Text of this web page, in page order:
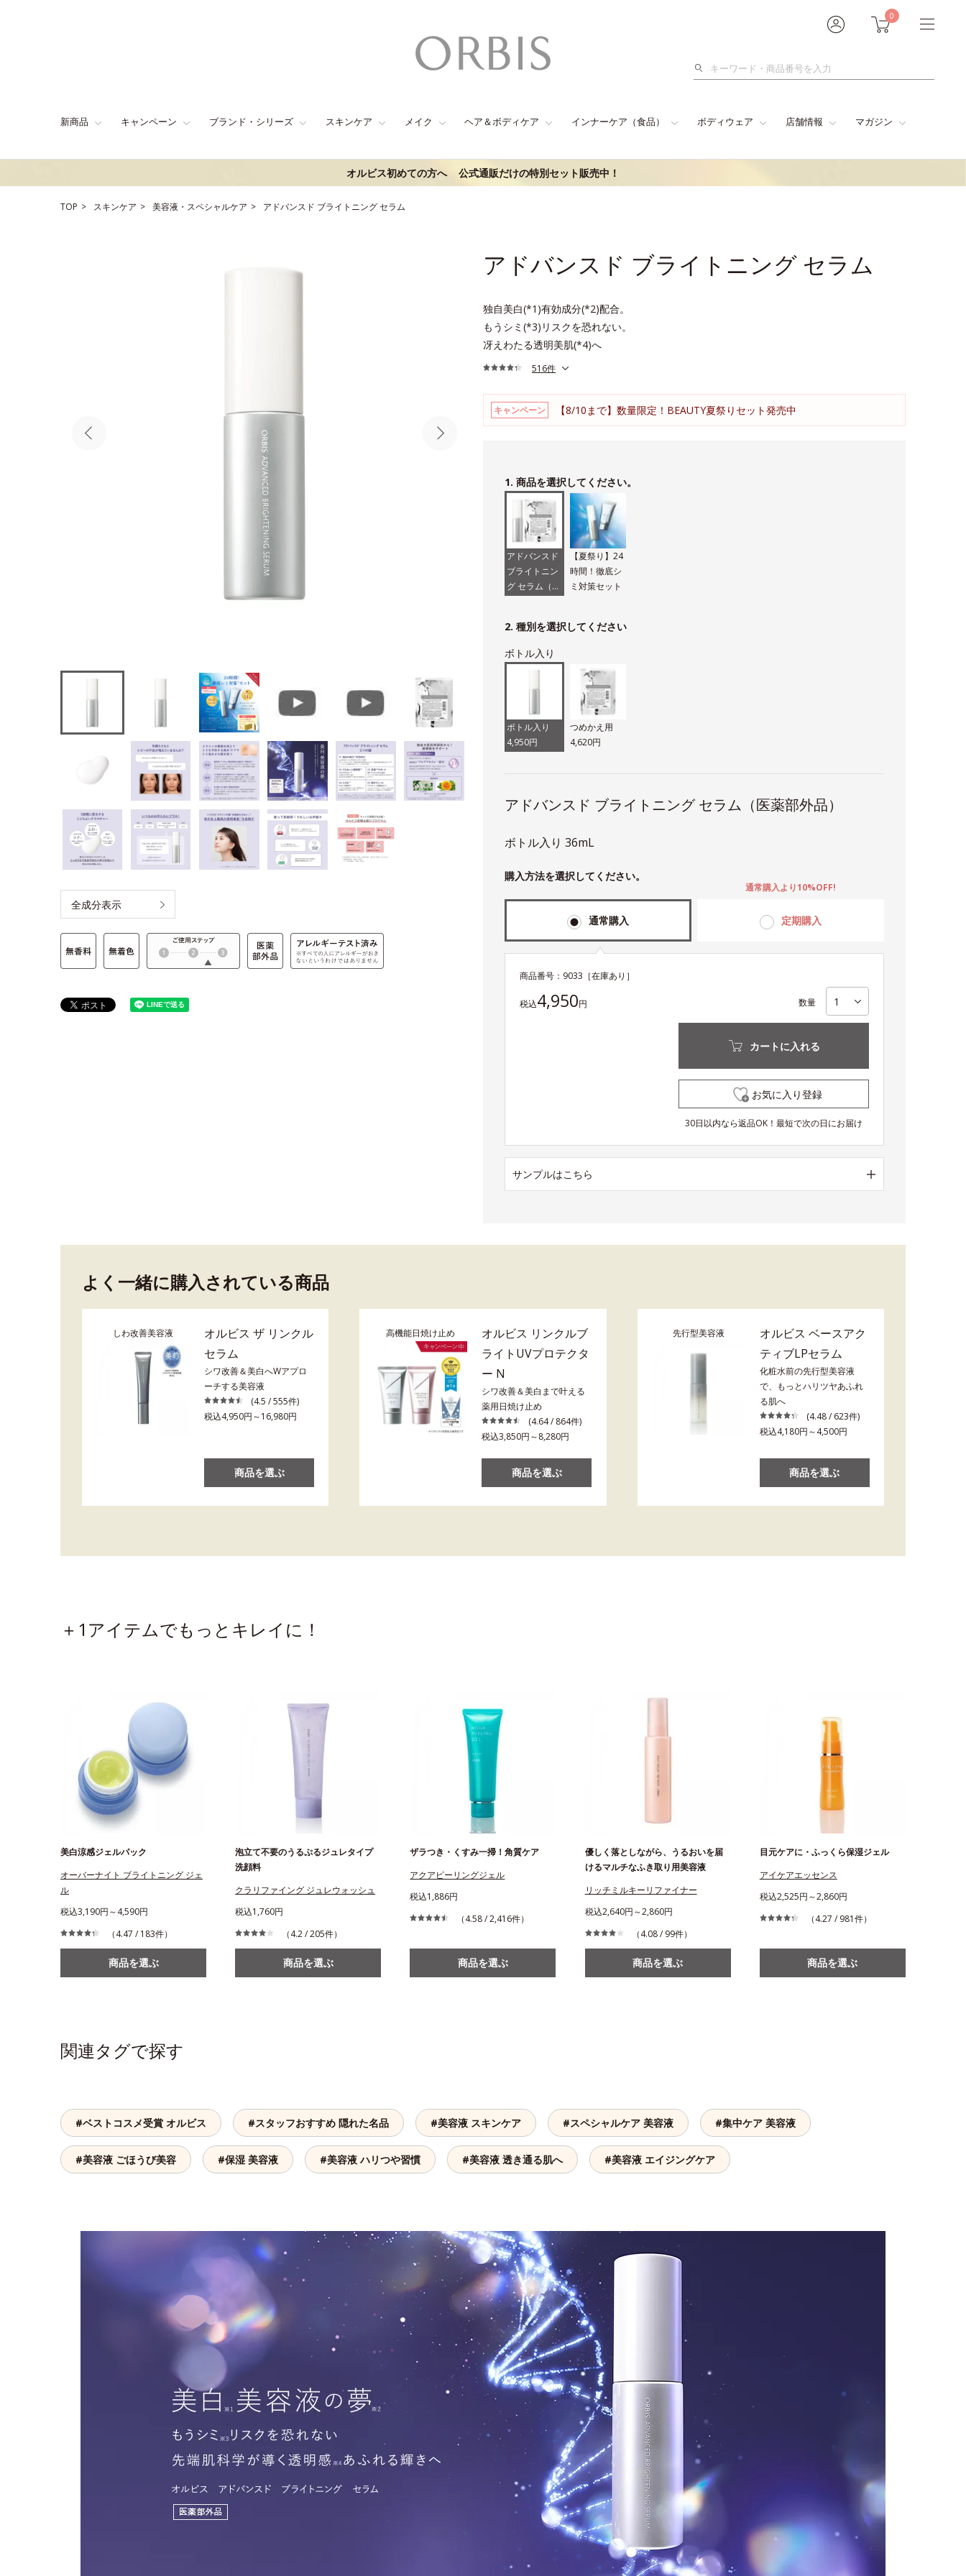
0
検
新商品 キャンペーン ブランド・シリーズ スキンケア メイク ヘア＆ボディケア インナーケア（食品） ボディウェア 店舗情報 マガジン
オルビス初めての方へ 公式通販だけの特別セット販売中！
TOP スキンケア 美容液・スペシャルケア アドバンスド ブライトニング セラム
アドバンスド ブライトニング セラム
独自美白(*1)有効成分(*2)配合。
もうシミ(*3)リスクを恐れない。
冴えわたる透明美肌(*4)へ
516件
キャンペーン 【8/10まで】数量限定！BEAUTY夏祭りセット発売中
全成分表示
1. 商品を選択してください。
アドバンスド
ブライトニン
グ セラム（医
【夏祭り】24
時間！徹底シ
ミ対策セット
2. 種別を選択してください
ボトル入り
ボトル入り
4,950円
つめかえ用
4,620円
アドバンスド ブライトニング セラム（医薬部外品）
ボトル入り 36mL
購入方法を選択してください。
通常購入 定期購入
通常購入より10%OFF!
商品番号： 9033 ［在庫あり］
税込4,950円 数量
カートに入れる
お気に入り登録
30日以内なら返品OK！最短で次の日にお届け
サンプルはこちら
よく一緒に購入されている商品
しわ改善美容液
オルビス ザ リンクル
セラム
シワ改善＆美白へWアプロ
ーチする美容液
(4.5 / 555件)
税込4,950円～16,980円
商品を選ぶ
高機能日焼け止め
オルビス リンクルブ
ライトUVプロテクタ
ー N
シワ改善＆美白まで叶える
薬用日焼け止め
(4.64 / 864件)
税込3,850円～8,280円
商品を選ぶ
先行型美容液
オルビス ベースアク
ティブLPセラム
化粧水前の先行型美容液
で、もっとハリツヤあふれ
る肌へ
(4.48 / 623件)
税込4,180円～4,500円
商品を選ぶ
＋1アイテムでもっとキレイに！
美白涼感ジェルパック
オーバーナイト ブライトニング ジェ
ル
税込3,190円～4,590円
（4.47 / 183件）
商品を選ぶ
泡立て不要のうるぷるジュレタイプ
洗顔料
クラリファイング ジュレウォッシュ
税込1,760円
（4.2 / 205件）
商品を選ぶ
ザラつき・くすみ一掃！角質ケア
アクアピーリングジェル
税込1,886円
（4.58 / 2,416件）
商品を選ぶ
優しく落としながら、うるおいを届
けるマルチなふき取り用美容液
リッチミルキーリファイナー
税込2,640円～2,860円
（4.08 / 99件）
商品を選ぶ
目元ケアに・ふっくら保湿ジェル
アイケアエッセンス
税込2,525円～2,860円
（4.27 / 981件）
商品を選ぶ
関連タグで探す
#ベストコスメ受賞 オルビス #スタッフおすすめ 隠れた名品 #美容液 スキンケア #スペシャルケア 美容液 #集中ケア 美容液
#美容液 ごほうび美容 #保湿 美容液 #美容液 ハリつや習慣 #美容液 透き通る肌へ #美容液 エイジングケア